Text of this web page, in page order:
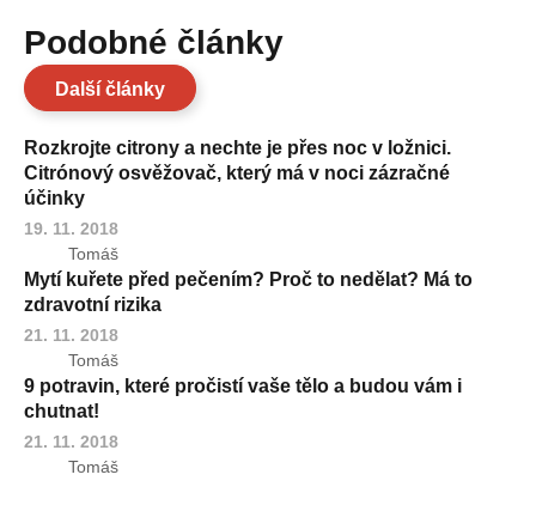
Podobné články
Další články
Rozkrojte citrony a nechte je přes noc v ložnici.
Citrónový osvěžovač, který má v noci zázračné
účinky
19. 11. 2018
Tomáš
Mytí kuřete před pečením? Proč to nedělat? Má to
zdravotní rizika
21. 11. 2018
Tomáš
9 potravin, které pročistí vaše tělo a budou vám i
chutnat!
21. 11. 2018
Tomáš